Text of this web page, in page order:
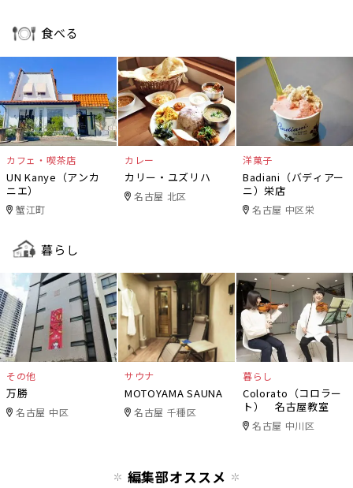
食べる
カフェ・喫茶店
UN Kanye（アンカ
ニエ）
蟹江町
カレー
カリー・ユズリハ
名古屋 北区
洋菓子
Badiani（バディアー
ニ）栄店
名古屋 中区栄
暮らし
その他
万勝
名古屋 中区
サウナ
MOTOYAMA SAUNA
名古屋 千種区
暮らし
Colorato（コロラー
ト） 名古屋教室
名古屋 中川区
編集部オススメ